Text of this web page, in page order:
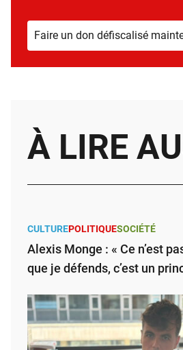
Faire un don défiscalisé
À LIRE
CULTUREPOLITIQUESOCIÉTÉ
Alexis Monge : « Ce n’est
que je défends, c’est un